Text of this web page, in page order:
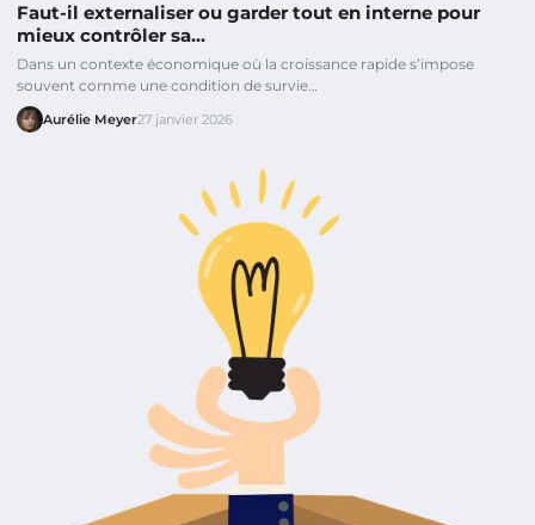
Faut-il externaliser ou garder tout en interne pour
mieux contrôler sa…
Dans un contexte économique où la croissance rapide s’impose
souvent comme une condition de survie…
Aurélie Meyer27 janvier 2026